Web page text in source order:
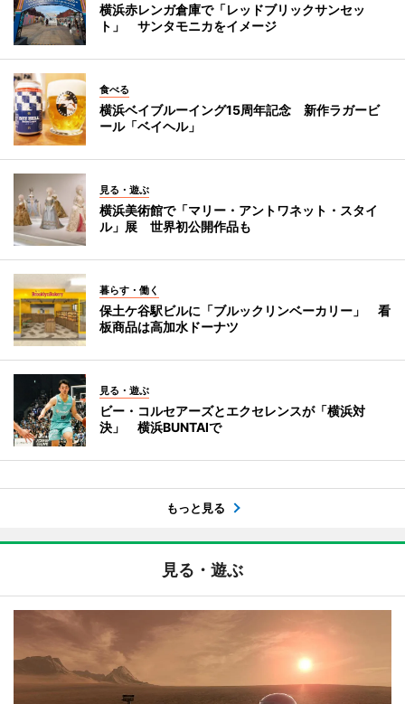
横浜赤レンガ倉庫で「レッドブリックサンセッ
ト」 サンタモニカをイメージ
食べる
横浜ベイブルーイング15周年記念 新作ラガービ
ール「ベイヘル」
見る・遊ぶ
横浜美術館で「マリー・アントワネット・スタイ
ル」展 世界初公開作品も
暮らす・働く
保土ケ谷駅ビルに「ブルックリンベーカリー」 看
板商品は高加水ドーナツ
見る・遊ぶ
ビー・コルセアーズとエクセレンスが「横浜対
決」 横浜BUNTAIで
もっと見る
見る・遊ぶ